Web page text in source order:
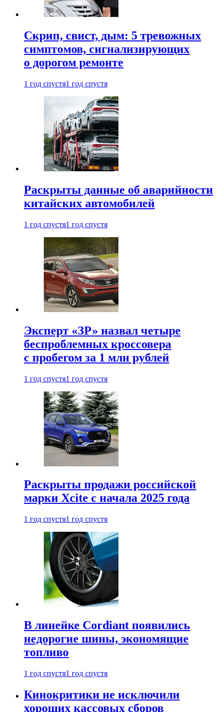
Скрип, свист, дым: 5 тревожных
симптомов, сигнализирующих
о дорогом ремонте
1 год спустя1 год спустя
Раскрыты данные об аварийности
китайских автомобилей
1 год спустя1 год спустя
Эксперт «ЗР» назвал четыре
беспроблемных кроссовера
с пробегом за 1 млн рублей
1 год спустя1 год спустя
Раскрыты продажи российской
марки Xcite с начала 2025 года
1 год спустя1 год спустя
В линейке Cordiant появились
недорогие шины, экономящие
топливо
1 год спустя1 год спустя
Кинокритики не исключили
хороших кассовых сборов